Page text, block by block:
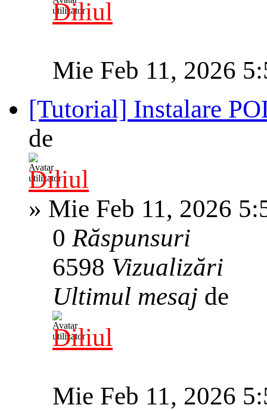
Diliul
Mie Feb 11, 2026
[Tutorial] Instalare
de
Diliul
» Mie Feb 11, 2026
0Răspunsuri
6598 Vizualizări
Ultimul mesaj de
Diliul
Mie Feb 11, 2026